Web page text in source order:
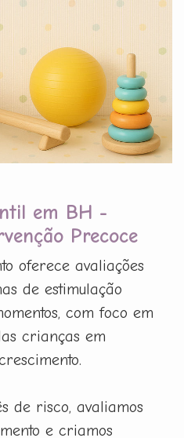
em BH -
Precoce
oferece avaliações
de estimulação
com foco em
crianças em
de risco, avaliamos
e criamos